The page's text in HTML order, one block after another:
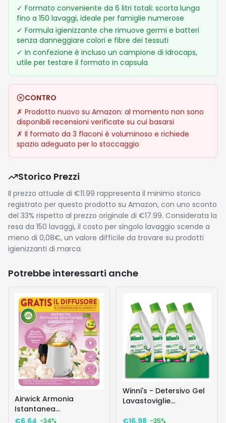
✓ Formato conveniente da 6 litri totali: scorta lunga
fino a 150 lavaggi, ideale per famiglie numerose
✓ Formula igienizzante che rimuove germi e batteri
senza danneggiare colori e fibre dei tessuti
✓ In confezione è incluso un campione di Idrocaps,
utile per testare il formato in capsula
CONTRO
✗ Prodotto nuovo su Amazon: al momento non sono
disponibili recensioni verificate su cui basarsi
✗ Il formato da 3 flaconi è voluminoso e richiede
spazio adeguato per lo stoccaggio
Storico Prezzi
Il prezzo attuale di €11.99 rappresenta il minimo storico
registrato per questo prodotto su Amazon, con uno sconto
del 33% rispetto al prezzo originale di €17.99. Considerata la
resa da 150 lavaggi, il costo per singolo lavaggio scende a
meno di 0,08€, un valore difficile da trovare su prodotti
igienizzanti di marca.
Potrebbe interessarti anche
Airwick Armonia
Istantanea
Profumatore per
€6.64 -34%
Winni's - Detersivo Gel
Lavastoviglie
€16.98 -35%